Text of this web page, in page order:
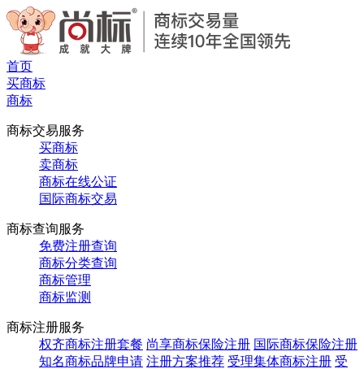
首页
买商标
商标
商标交易服务
买商标
卖商标
商标在线公证
国际商标交易
商标查询服务
免费注册查询
商标分类查询
商标管理
商标监测
商标注册服务
权齐商标注册套餐 尚享商标保险注册 国际商标保险注册
知名商标品牌申请 注册方案推荐 受理集体商标注册 受